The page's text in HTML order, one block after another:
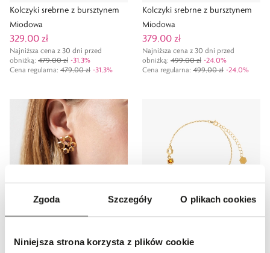
Zgoda Szczegóły O plikach cookies
Niniejsza strona korzysta z plików cookie
Kolczyki srebrne z bursztynem
Miodowa
329,00 zł
Najniższa cena z 30 dni przed
obniżką: 479,00 zł -31,3%
Cena regularna: 479,00 zł -31,3%
Kolczyki srebrne z bursztynem
Miodowa
379,00 zł
Najniższa cena z 30 dni przed
obniżką: 499,00 zł -24,0%
Cena regularna: 499,00 zł -24,0%
Miodowa
Miodowa